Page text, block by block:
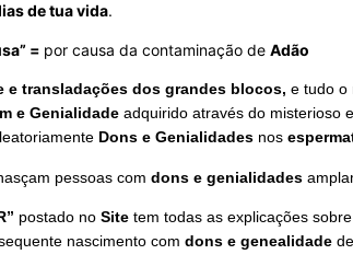
de tua vida.
= por causa da contaminação de Adão
e transladações dos grandes blocos, e tudo o
e Genialidade adquirido através do misterioso
Dons e Genialidades nos
pessoas com dons e genialidades
postado no Site tem todas as explicações
nascimento com dons e genealidade